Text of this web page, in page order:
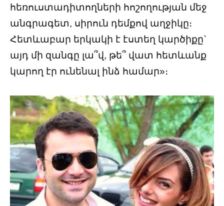
հեռուստադիտողների հոշողության մեջ
անգրագետ, սիրուն դեմքով աղջիկը։
Հետևաբար երկակի է էստեղ կարծիքը`
այդ մի զանգը լա՞վ, թե՞ վատ հետևանք
կարող էր ունենալ ինձ համար»։